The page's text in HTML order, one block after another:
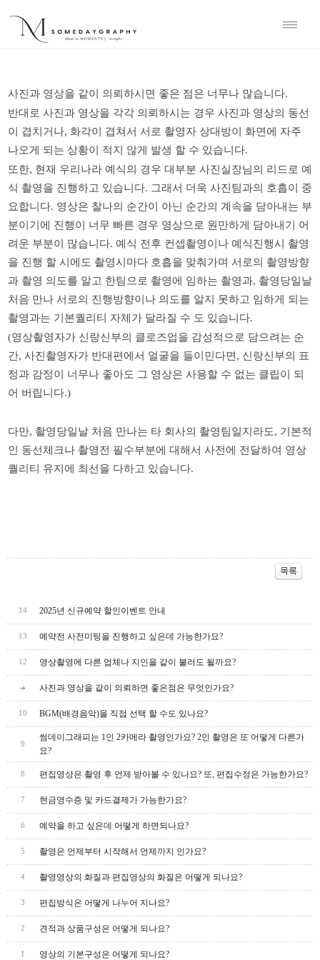
사진과 영상을 같이 의뢰하시면 좋은 점은 너무나 많습니다.
반대로 사진과 영상을 각각 의뢰하시는 경우 사진과 영상의 동선
이
겹치거나, 화각이 겹쳐서 서로 촬영자 상대방이 화면에
자주
나오게
되는 상황이 적지 않게 발생 할 수 있습니다.
또한, 현재 우리나라 예식의 경우 대부분 사진실장님의 리드로 예
식 촬영을 진행하고 있습니다. 그래서 더욱 사진팀과의 호흡이
중
요합니다. 영상은 찰나의 순간이 아닌 순간의 계속을 담아내는 부
분이기에
진행이 너무 빠른 경우 영상으로 원만하게 담아내기
어
려운 부분이 많습니다. 예식 전후 컨셉촬영이나 예식진행시
촬영
을 진행 할 시에도 촬영시마다 호흡을 맞춰가며 서로의 촬영방향
과 촬영 의도를 알고 한팀으로 촬영에 임하는 촬영과, 촬영당일날
처음 만나 서로의 진행방향이나 의도를 알지 못하고 임하게
되는
촬영과는 기본퀄리티 자체가 달라질 수 도 있습니다.
(영상촬영자가 신랑신부의 클로즈업을 감성적으로 담으려는 순
간, 사진촬영자가 반대편에서 얼굴을 들이민다면 , 신랑신부의
표
정과 감정이 너무나 좋아도 그 영상은 사용할 수 없는 클립이
되
어 버립니다.)
다만, 촬영당일날 처음 만나는 타 회사의 촬영팀일지라도, 기본적
인
동선체크나 촬영전 필수부분에 대해서 사전에 전달하여 영상
퀄리티
유지에 최선을 다하고 있습니다.
14 2025년 신규예약 할인이벤트 안내
13 예약전 사전미팅을 진행하고 싶은데 가능한가요?
12 영상촬영에 다른 업체나 지인을 같이 불러도 될까요?
사진과 영상을 같이 의뢰하면 좋은점은 무엇인가요?
10 BGM(배경음악)을 직접 선택 할 수도 있나요?
9
썸데이그래피는 1인 2카메라 촬영인가요? 2인 촬영은 또 어떻게 다른가
요?
8 편집영상은 촬영 후 언제 받아볼 수 있나요? 또, 편집수정은 가능한가요?
7 현금영수증 및 카드결제가 가능한가요?
6 예약을 하고 싶은데 어떻게 하면되나요?
5 촬영은 언제부터 시작해서 언제까지 인가요?
4 촬영영상의 화질과 편집영상의 화질은 어떻게 되나요?
3 편집방식은 어떻게 나누어 지나요?
2 견적과 상품구성은 어떻게 되나요?
1 영상의 기본구성은 어떻게 되나요?